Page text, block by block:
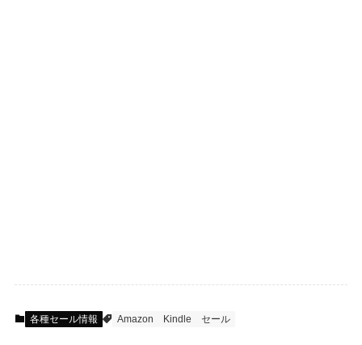
各種セール情報 Amazon Kindle セール